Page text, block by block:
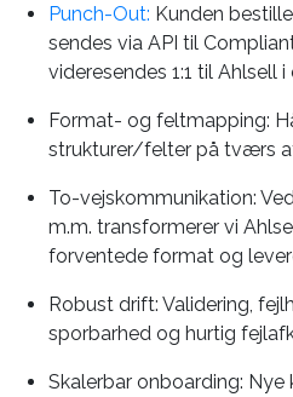
Punch-Out: Kunden
sendes via API til
videresendes 1:1 til Ahlsell
Format- og feltmapping:
strukturer/felter på tværs
To-vejskommunikation:
m.m. transformerer vi
forventede format og
Robust drift: Validering,
sporbarhed og hurtig
Skalerbar onboarding: Nye